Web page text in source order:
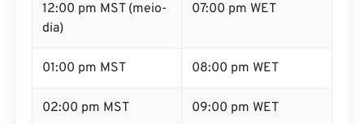
12:00 pm MST (meio-
dia)
07:00 pm WET
01:00 pm MST 08:00 pm WET
02:00 pm MST 09:00 pm WET